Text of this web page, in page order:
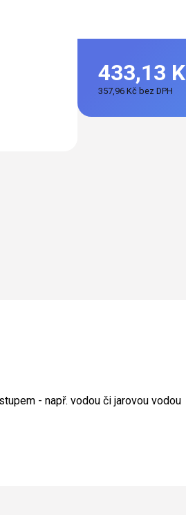
433,13
357,96 Kč bez DPH
cena:
- např. vodou či jarovou vodou